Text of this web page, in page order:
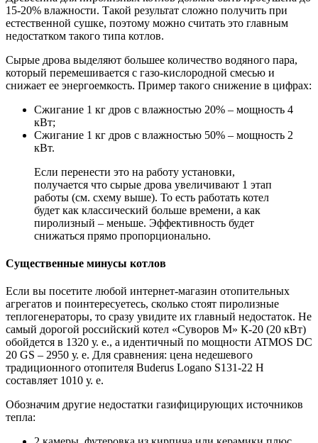
15-20% влажности. Такой результат сложно получить при
естественной сушке, поэтому можно считать это главным
недостатком такого типа котлов.
Сырые дрова выделяют большее количество водяного пара,
который перемешивается с газо-кислородной смесью и
снижает ее энергоемкость. Пример такого снижение в цифрах:
Сжигание 1 кг дров с влажностью 20% – мощность 4
кВт;
Сжигание 1 кг дров с влажностью 50% – мощность 2
кВт.
Если перенести это на работу установки,
получается что сырые дрова увеличивают 1 этап
работы (см. схему выше). То есть работать котел
будет как классический больше времени, а как
пиролизный – меньше. Эффективность будет
снижаться прямо пропорционально.
Существенные минусы котлов
Если вы посетите любой интернет-магазин отопительных
агрегатов и поинтересуетесь, сколько стоят пиролизные
теплогенераторы, то сразу увидите их главный недостаток. Не
самый дорогой российский котел «Суворов М» К-20 (20 кВт)
обойдется в 1320 у. е., а идентичный по мощности ATMOS DC
20 GS – 2950 у. е. Для сравнения: цена недешевого
традиционного отопителя Buderus Logano S131-22 H
составляет 1010 у. е.
Обозначим другие недостатки газифицирующих источников
тепла: